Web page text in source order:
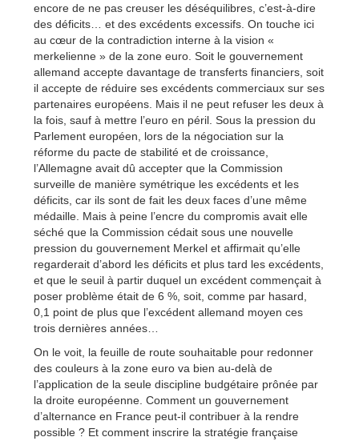
encore de ne pas creuser les déséquilibres, c’est-à-dire
des déficits… et des excédents excessifs. On touche ici
au cœur de la contradiction interne à la vision «
merkelienne » de la zone euro. Soit le gouvernement
allemand accepte davantage de transferts financiers, soit
il accepte de réduire ses excédents commerciaux sur ses
partenaires européens. Mais il ne peut refuser les deux à
la fois, sauf à mettre l’euro en péril. Sous la pression du
Parlement européen, lors de la négociation sur la
réforme du pacte de stabilité et de croissance,
l’Allemagne avait dû accepter que la Commission
surveille de manière symétrique les excédents et les
déficits, car ils sont de fait les deux faces d’une même
médaille. Mais à peine l’encre du compromis avait elle
séché que la Commission cédait sous une nouvelle
pression du gouvernement Merkel et affirmait qu’elle
regarderait d’abord les déficits et plus tard les excédents,
et que le seuil à partir duquel un excédent commençait à
poser problème était de 6 %, soit, comme par hasard,
0,1 point de plus que l’excédent allemand moyen ces
trois dernières années…
On le voit, la feuille de route souhaitable pour redonner
des couleurs à la zone euro va bien au-delà de
l’application de la seule discipline budgétaire prônée par
la droite européenne. Comment un gouvernement
d’alternance en France peut-il contribuer à la rendre
possible ? Et comment inscrire la stratégie française